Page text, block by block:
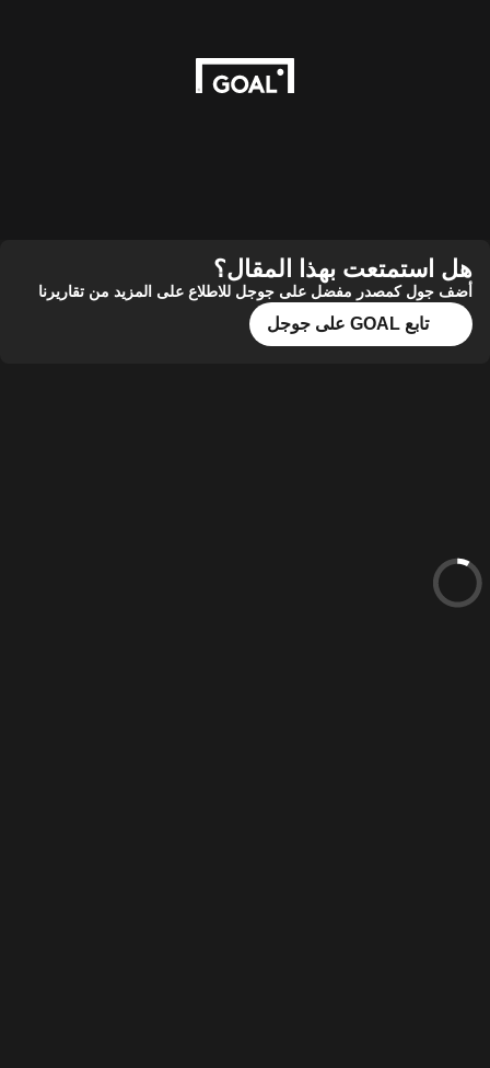
هل استمتعت بهذا المقال؟
أضف جول كمصدر مفضل على جوجل للاطلاع على المزيد من تقاريرنا
تابع GOAL على جوجل